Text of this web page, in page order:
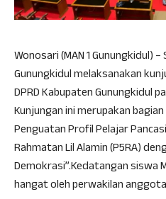
Wonosari (MAN 1 Gunungkidul) –
Gunungkidul melaksanakan
DPRD Kabupaten Gunungkidul
Kunjungan ini merupakan
Penguatan Profil Pelajar
Rahmatan Lil Alamin (P5RA)
Demokrasi”.Kedatangan siswa
hangat oleh perwakilan anggota